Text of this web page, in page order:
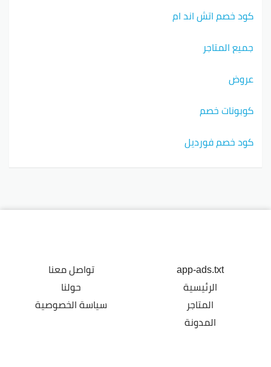
كود خصم اتش اند ام
جميع المتاجر
عروض
كوبونات خصم
كود خصم فورديل
app-ads.txt
الرئيسية
المتاجر
المدونة
تواصل معنا
حولنا
سياسة الخصوصية